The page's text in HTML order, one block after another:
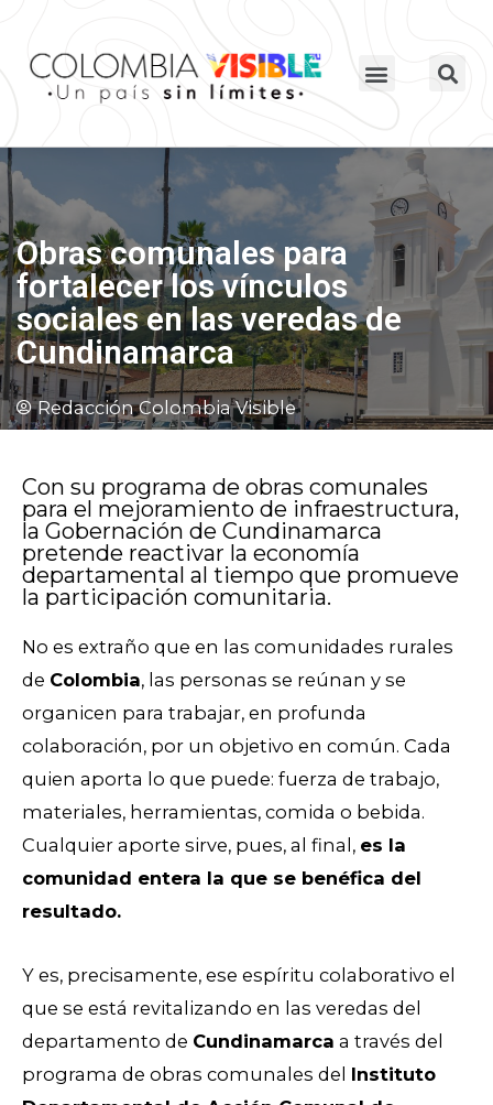
Obras comunales para
fortalecer los vínculos
sociales en las veredas de
Cundinamarca
Redacción Colombia Visible
Con su programa de obras comunales
para el mejoramiento de infraestructura,
la Gobernación de Cundinamarca
pretende reactivar la economía
departamental al tiempo que promueve
la participación comunitaria.
No es extraño que en las comunidades rurales
de Colombia, las personas se reúnan y se
organicen para trabajar, en profunda
colaboración, por un objetivo en común. Cada
quien aporta lo que puede: fuerza de trabajo,
materiales, herramientas, comida o bebida.
Cualquier aporte sirve, pues, al final, es la
comunidad entera la que se benéfica del
resultado.
Y es, precisamente, ese espíritu colaborativo el
que se está revitalizando en las veredas del
departamento de Cundinamarca a través del
programa de obras comunales del Instituto